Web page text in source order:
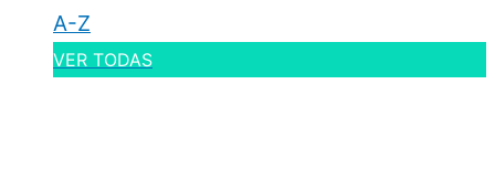
A-Z
VER TODAS